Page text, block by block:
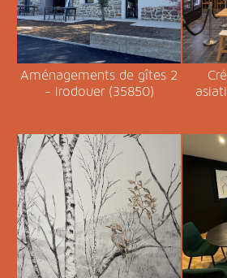
Aménagements de gîtes 2
- Irodouer (35850)